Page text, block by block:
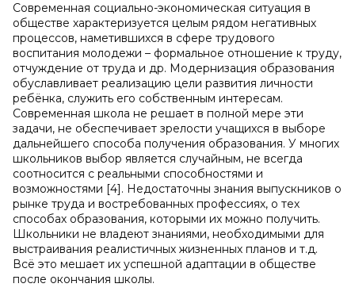
Современная социально-экономическая ситуация в
обществе характеризуется целым рядом негативных
процессов, наметившихся в сфере трудового
воспитания молодежи – формальное отношение к труду,
отчуждение от труда и др. Модернизация образования
обуславливает реализацию цели развития личности
ребёнка, служить его собственным интересам.
Современная школа не решает в полной мере эти
задачи, не обеспечивает зрелости учащихся в выборе
дальнейшего способа получения образования. У многих
школьников выбор является случайным, не всегда
соотносится с реальными способностями и
возможностями [4]. Недостаточны знания выпускников о
рынке труда и востребованных профессиях, о тех
способах образования, которыми их можно получить.
Школьники не владеют знаниями, необходимыми для
выстраивания реалистичных жизненных планов и т.д.
Всё это мешает их успешной адаптации в обществе
после окончания школы.